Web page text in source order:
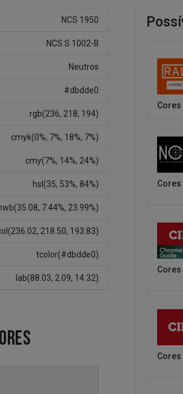
NCS 1950
NCS S 1002-B
Neutros
#dbdde0
rgb(236, 218, 194)
cmyk(0%, 7%, 18%, 7%)
cmy(7%, 14%, 24%)
hsl(35, 53%, 84%)
7.44%, 23.99%)
218.50, 193.83)
tcolor(#dbdde0)
lab(88.03, 2.09, 14.32)
Cores
Cores
Cores
Cores